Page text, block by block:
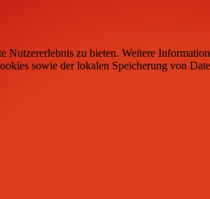
Nutzererlebnis zu bieten. Weitere
sowie der lokalen Speicherung von